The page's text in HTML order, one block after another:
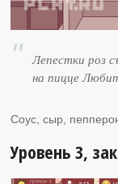
Лепестки роз
на пицце
Соус, сыр,
Уровень 3,